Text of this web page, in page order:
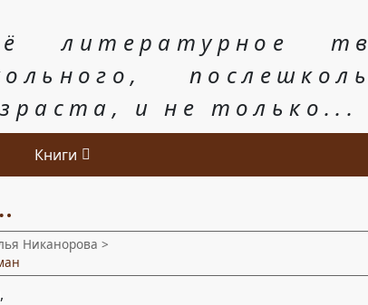
литературное
и не только...
Книги
Никанорова >